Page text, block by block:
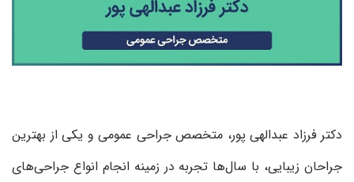
دکتر فرزاد عبدالهی پور، متخصص جراحی عمومی و یکی از بهترین
جراحان زیبایی، با سال‌ها تجربه در زمینه انجام انواع جراحی‌های